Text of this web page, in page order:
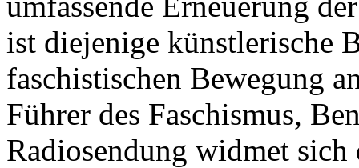
ist diejenige künstlerische
faschistischen Bewegung
Führer des Faschismus,
Radiosendung widmet